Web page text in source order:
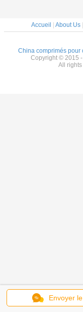
Envoyer le
Accueil About Us|
China comprimés pour
Copyright © 2015 -
All